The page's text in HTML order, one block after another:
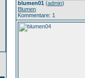
blumen01 (admin)
Blumen
Kommentare: 1